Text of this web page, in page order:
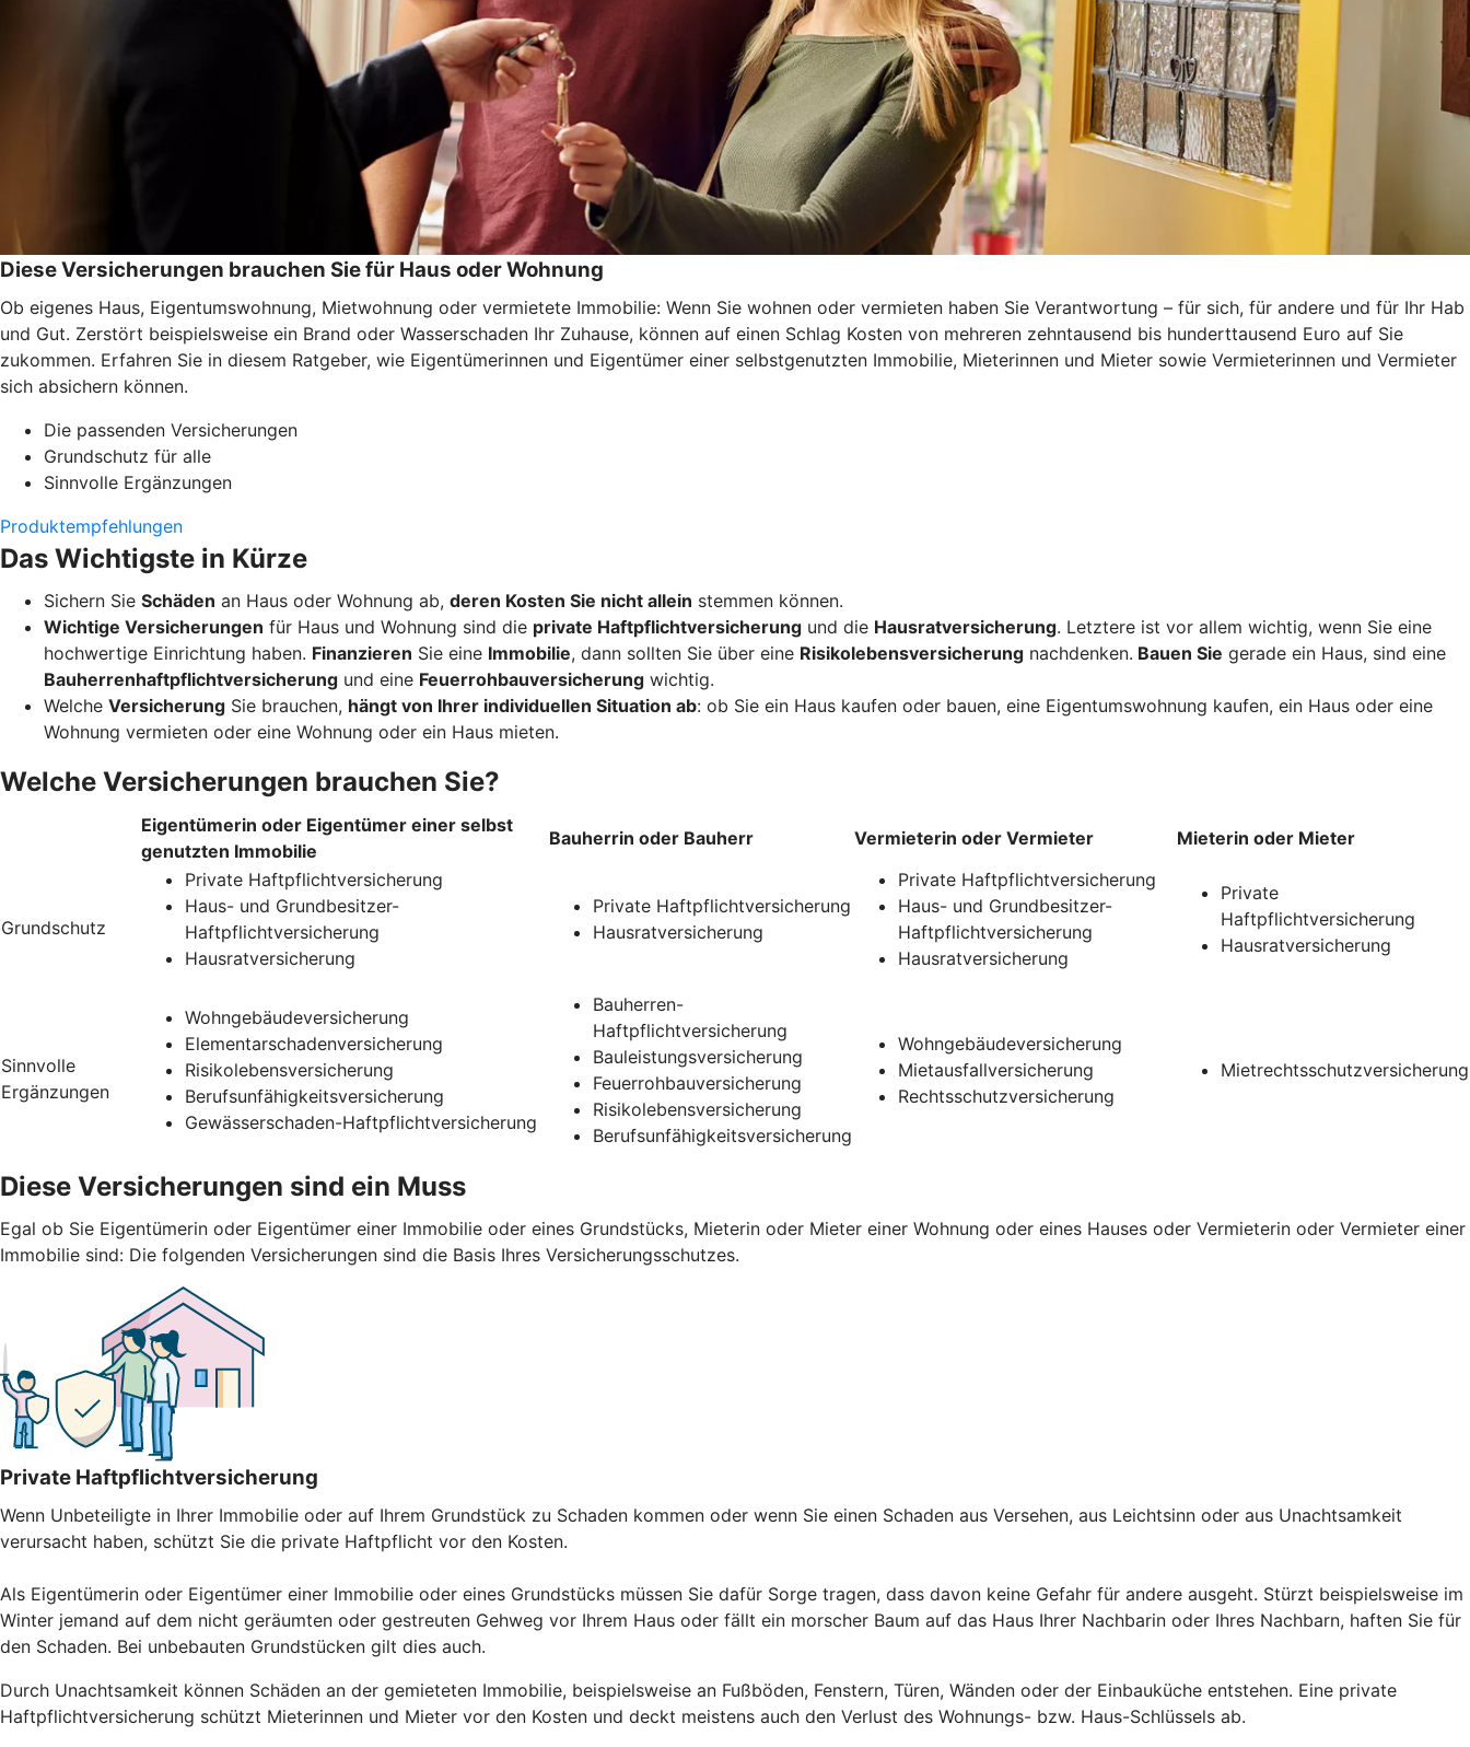
Diese Versicherungen brauchen Sie für Haus oder Wohnung
Ob eigenes Haus, Eigentumswohnung, Mietwohnung oder vermietete Immobilie: Wenn Sie wohnen oder vermieten haben Sie Verantwortung – für sich, für andere und für Ihr Hab
und Gut. Zerstört beispielsweise ein Brand oder Wasserschaden Ihr Zuhause, können auf einen Schlag Kosten von mehreren zehntausend bis hunderttausend Euro auf Sie
zukommen. Erfahren Sie in diesem Ratgeber, wie Eigentümerinnen und Eigentümer einer selbstgenutzten Immobilie, Mieterinnen und Mieter sowie Vermieterinnen und Vermieter
sich absichern können.
Die passenden Versicherungen
Grundschutz für alle
Sinnvolle Ergänzungen
Produktempfehlungen
Das Wichtigste in Kürze
Sichern Sie Schäden an Haus oder Wohnung ab, deren Kosten Sie nicht allein stemmen können.
Wichtige Versicherungen für Haus und Wohnung sind die private Haftpflichtversicherung und die Hausratversicherung. Letztere ist vor allem wichtig, wenn Sie eine
hochwertige Einrichtung haben. Finanzieren Sie eine Immobilie, dann sollten Sie über eine Risikolebensversicherung nachdenken. Bauen Sie gerade ein Haus, sind eine
Bauherrenhaftpflichtversicherung und eine Feuerrohbauversicherung wichtig.
Welche Versicherung Sie brauchen, hängt von Ihrer individuellen Situation ab: ob Sie ein Haus kaufen oder bauen, eine Eigentumswohnung kaufen, ein Haus oder eine
Wohnung vermieten oder eine Wohnung oder ein Haus mieten.
Welche Versicherungen brauchen Sie?
Eigentümerin oder Eigentümer einer selbst
genutzten Immobilie
Bauherrin oder Bauherr Vermieterin oder Vermieter Mieterin oder Mieter
Grundschutz
Private Haftpflichtversicherung
Haus- und Grundbesitzer-
Haftpflichtversicherung
Hausratversicherung
Private Haftpflichtversicherung
Hausratversicherung
Private Haftpflichtversicherung
Haus- und Grundbesitzer-
Haftpflichtversicherung
Hausratversicherung
Private
Haftpflichtversicherung
Hausratversicherung
Sinnvolle
Ergänzungen
Wohngebäudeversicherung
Elementarschadenversicherung
Risikolebensversicherung
Berufsunfähigkeitsversicherung
Gewässerschaden-Haftpflichtversicherung
Bauherren-
Haftpflichtversicherung
Bauleistungsversicherung
Feuerrohbauversicherung
Risikolebensversicherung
Berufsunfähigkeitsversicherung
Wohngebäudeversicherung
Mietausfallversicherung
Rechtsschutzversicherung
Mietrechtsschutzversicherung
Diese Versicherungen sind ein Muss
Egal ob Sie Eigentümerin oder Eigentümer einer Immobilie oder eines Grundstücks, Mieterin oder Mieter einer Wohnung oder eines Hauses oder Vermieterin oder Vermieter einer
Immobilie sind: Die folgenden Versicherungen sind die Basis Ihres Versicherungsschutzes.
Private Haftpflichtversicherung
Wenn Unbeteiligte in Ihrer Immobilie oder auf Ihrem Grundstück zu Schaden kommen oder wenn Sie einen Schaden aus Versehen, aus Leichtsinn oder aus Unachtsamkeit
verursacht haben, schützt Sie die private Haftpflicht vor den Kosten.
Als Eigentümerin oder Eigentümer einer Immobilie oder eines Grundstücks müssen Sie dafür Sorge tragen, dass davon keine Gefahr für andere ausgeht. Stürzt beispielsweise im
Winter jemand auf dem nicht geräumten oder gestreuten Gehweg vor Ihrem Haus oder fällt ein morscher Baum auf das Haus Ihrer Nachbarin oder Ihres Nachbarn, haften Sie für
den Schaden. Bei unbebauten Grundstücken gilt dies auch.
Durch Unachtsamkeit können Schäden an der gemieteten Immobilie, beispielsweise an Fußböden, Fenstern, Türen, Wänden oder der Einbauküche entstehen. Eine private
Haftpflichtversicherung schützt Mieterinnen und Mieter vor den Kosten und deckt meistens auch den Verlust des Wohnungs- bzw. Haus-Schlüssels ab.